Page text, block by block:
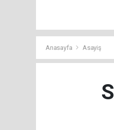
Anasayfa Asayiş